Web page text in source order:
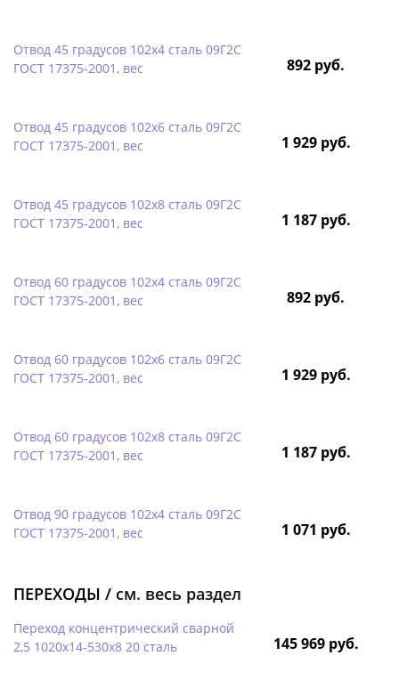
Отвод 45 градусов 102х4 сталь 09Г2С
ГОСТ 17375-2001, вес
892 руб.
Отвод 45 градусов 102х6 сталь 09Г2С
ГОСТ 17375-2001, вес
1 929 руб.
Отвод 45 градусов 102х8 сталь 09Г2С
ГОСТ 17375-2001, вес
1 187 руб.
Отвод 60 градусов 102х4 сталь 09Г2С
ГОСТ 17375-2001, вес
892 руб.
Отвод 60 градусов 102х6 сталь 09Г2С
ГОСТ 17375-2001, вес
1 929 руб.
Отвод 60 градусов 102х8 сталь 09Г2С
ГОСТ 17375-2001, вес
1 187 руб.
Отвод 90 градусов 102х4 сталь 09Г2С
ГОСТ 17375-2001, вес
1 071 руб.
ПЕРЕХОДЫ / см. весь раздел
Переход концентрический сварной
2,5 1020х14-530х8 20 сталь
145 969 руб.